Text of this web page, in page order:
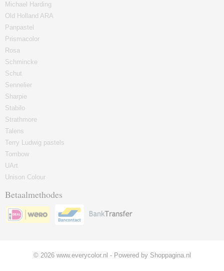
Michael Harding
Old Holland ARA
Panpastel
Prismacolor
Rosa
Schmincke
Schut
Sennelier
Sharpie
Stabilo
Strathmore
Talens
Terry Ludwig pastels
Tombow
UArt
Unison Colour
Betaalmethodes
© 2026 www.everycolor.nl - Powered by Shoppagina.nl